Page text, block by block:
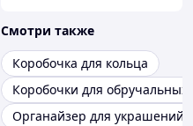
Смотри также
Коробочка для кольца
Коробочки для обручальных
Органайзер для украшений